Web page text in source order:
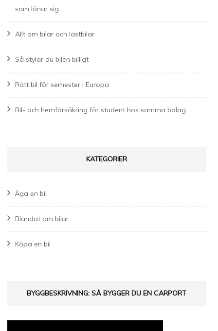
som lönar sig
Allt om bilar och lastbilar
Så stylar du bilen billigt
Rätt bil för semester i Europa
Bil- och hemförsäkring för student hos samma bolag
KATEGORIER
Äga en bil
Blandat om bilar
Köpa en bil
BYGGBESKRIVNING: SÅ BYGGER DU EN CARPORT